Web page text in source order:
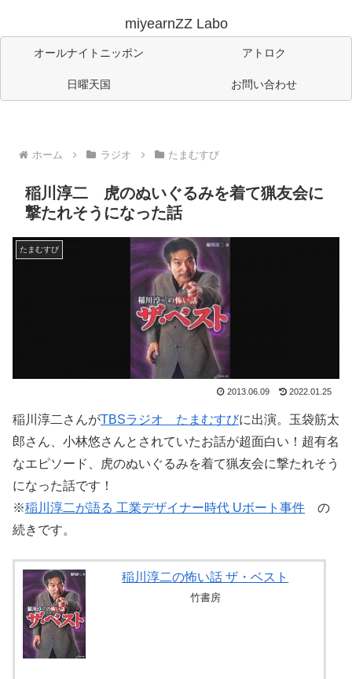
miyearnZZ Labo
オールナイトニッポン アトロク
日曜天国 お問い合わせ
ホーム ラジオ たまむすび
稲川淳二 虎のぬいぐるみを着て猟友会に
撃たれそうになった話
たまむすび
2013.06.09 2022.01.25
稲川淳二さんがTBSラジオ たまむすびに出演。玉袋筋太
郎さん、小林悠さんとされていたお話が超面白い！超有名
なエピソード、虎のぬいぐるみを着て猟友会に撃たれそう
になった話です！
※稲川淳二が語る 工業デザイナー時代 Uボート事件 の
続きです。
稲川淳二の怖い話 ザ・ベスト
竹書房